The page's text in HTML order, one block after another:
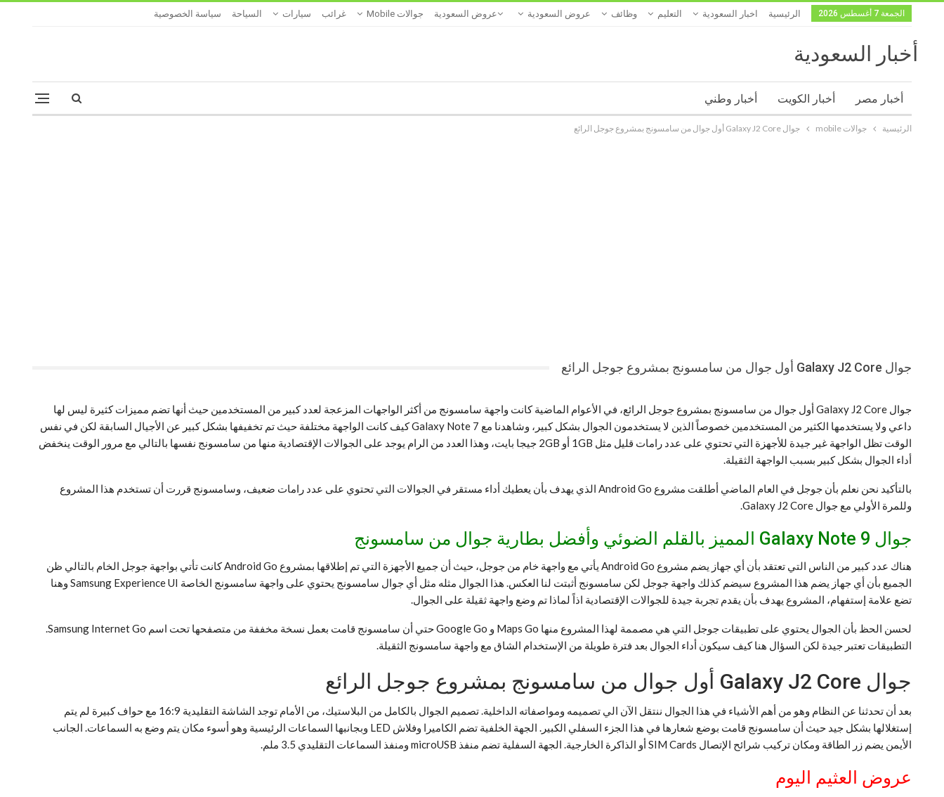
الجمعة 7 أغسطس 2026 الرئيسية اخبار السعودية التعليم وظائف عروض السعودية عروض السعودية جوالات Mobile غرائب سيارات السياحة سياسة الخصوصية
أخبار السعودية
أخبار مصر أخبار الكويت أخبار وطني
الرئيسية جوالات mobile جوال Galaxy J2 Core أول جوال من سامسونج بمشروع جوجل الرائع
جوال Galaxy J2 Core أول جوال من سامسونج بمشروع جوجل الرائع
جوال Galaxy J2 Core أول جوال من سامسونج بمشروع جوجل الرائع، في الأعوام الماضية كانت واجهة سامسونج من أكثر الواجهات المزعجة لعدد كبير من المستخدمين حيث أنها تضم مميزات كثيرة ليس لها
داعي ولا يستخدمها الكثير من المستخدمين خصوصاً الذين لا يستخدمون الجوال بشكل كبير، وشاهدنا مع Galaxy Note 7 كيف كانت الواجهة مختلفة حيث تم تخفيفها بشكل كبير عن الأجيال السابقة لكن في نفس
الوقت تظل الواجهة غير جيدة للأجهزة التي تحتوي على عدد رامات قليل مثل 1GB أو 2GB جيجا بايت، وهذا العدد من الرام يوج
د على الجوالات الإقتصادية منها من سامسونج نفسها بالتالي مع مرور الوقت ينخفض
أداء الجوال بشكل كبير بسبب الواجهة الثقيلة.
بالتأكيد نحن نعلم بأن جوجل في العام الماضي أطلقت مشروع Android Go الذي يهدف بأن يعطيك أداء مستقر في الجوالات التي تحتوي على عدد رامات ضعيف، وسامسونج قررت أن تستخدم هذا المشروع
وللمرة الأولي مع جوال Galaxy J2 Core.
جوال Galaxy Note 9 المميز بالقلم الضوئي وأفضل بطارية جوال من سامسونج
هناك عدد كبير من الناس التي تعتقد بأن أي جهاز يضم مشروع Android Go يأتي مع واجهة خام من جوجل، حيث أن جميع الأجهزة التي تم إطلاقها بمشروع Android Go كانت تأتي بواجهة جوجل الخام بالتالي ظن
الجميع بأن أي جهاز يضم هذا المشروع سيضم كذلك واجهة جوجل لكن سامسونج أثبتت لنا العكس. هذا الجوال مثله مثل أي جوال سامسونج يحتوي على واجهة سامسونج الخاصة Samsung Experience UI وهنا
تضع علامة إستفهام، المشروع يهدف بأن يقدم تجربة جيدة للجوالات الإقتصادية اذاً لماذا تم وضع واجهة ثقيلة على الجوال.
لحسن الحظ بأن الجوال يحتوي على تطبيقات جوجل التي هي مصممة لهذا المشروع منها Maps Go و Google Go حتي أن سامسونج قامت بعمل نسخة مخففة من متصفحها تحت اسم Samsung Internet Go.
التطبيقات تعتبر جيدة لكن السؤال هنا كيف سيكون أداء الجوال بعد فترة طويلة من الإستخدام الشاق مع واجهة سامسونج الثقيلة.
جوال Galaxy J2 Core أول جوال من سامسونج بمشروع جوجل الرائع
بعد أن تحدثنا عن النظام وهو من أهم الأشياء في هذا الجوال ننتقل الآن الي تصميمه ومواصفاته الداخلية. تصميم الجوال بالكامل من البلاستيك، من الأمام توجد الشاشة التقليدية 16:9 مع حواف كبيرة لم يتم
إستغلالها بشكل جيد حيث أن سامسونج قامت بوضع شعارها في هذا الجزء السفلي الكبير. الجهة الخلفية تضم الكاميرا وفلاش LED وبجانبها السماعات الرئيسية وهو أسوء مكان يتم وضع به السماعات. الجانب
الأيمن يضم زر الطاقة ومكان تركيب شرائح الإتصال SIM Cards أو الذاكرة الخارجية. الجهة السفلية تضم منفذ microUSB ومنفذ السماعات التقليدي 3.5 ملم.
عروض العثيم اليوم